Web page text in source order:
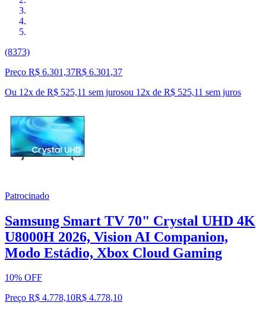
(8373)
Preço R$ 6.301,37R$ 6.301 ,37
Ou 12x de R$ 525,11 sem jurosou 12x de R$ 525,11 sem juros
Patrocinado
Samsung Smart TV 70" Crystal UHD 4K
U8000H 2026, Vision AI Companion,
Modo Estádio, Xbox Cloud Gaming
10% OFF
Preço R$ 4.778,10R$ 4.778,10